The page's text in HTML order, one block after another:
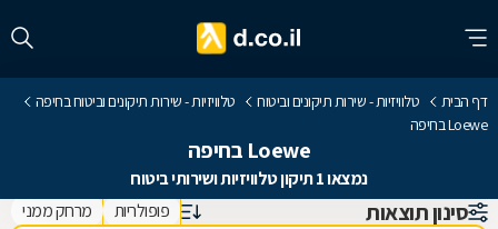
דף הבית טלוויזיות - שירות תיקונים וביטוח
טלוויזיות - שירות תיקונים וביטוח בחיפה
Loewe בחיפה
Loewe בחיפה
נמצאו 1 תיקון טלוויזיות ושירותי ביטוח
סינון תוצאות פופולריות מרחק ממני